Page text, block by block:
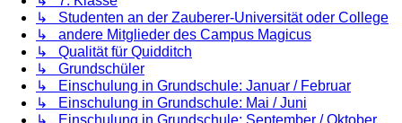
↳ Studenten an der Zauberer-Universität oder College
↳ andere Mitglieder des Campus Magicus
↳ Qualität für Quidditch
↳ Grundschüler
↳ Einschulung in Grundschule: Januar / Februar
↳ Einschulung in Grundschule: Mai / Juni